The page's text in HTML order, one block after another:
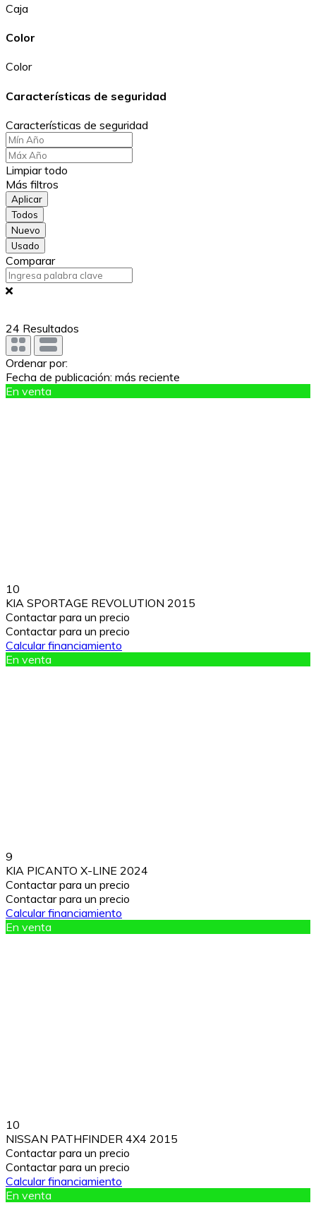
Caja
Color
Color
Características de seguridad
Características de seguridad
Limpiar todo
Más filtros
Aplicar
Todos
Nuevo
Usado
Comparar
24 Resultados
Ordenar por:
Fecha de publicación: más reciente
En venta
10
KIA SPORTAGE REVOLUTION 2015
Contactar para un precio
Contactar para un precio
Calcular financiamiento
En venta
9
KIA PICANTO X-LINE 2024
Contactar para un precio
Contactar para un precio
Calcular financiamiento
En venta
10
NISSAN PATHFINDER 4X4 2015
Contactar para un precio
Contactar para un precio
Calcular financiamiento
En venta